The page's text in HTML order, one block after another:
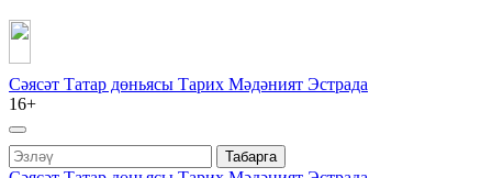
Сәясәт Татар дөньясы Тарих Мәдәният Эстрада
16+
Табарга